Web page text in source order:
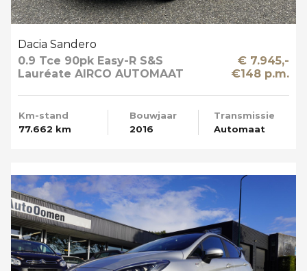
Dacia Sandero
0.9 Tce 90pk Easy-R S&S
Lauréate AIRCO AUTOMAAT
€ 7.945,-
€148 p.m.
Km-stand
77.662 km
Bouwjaar
2016
Transmissie
Automaat